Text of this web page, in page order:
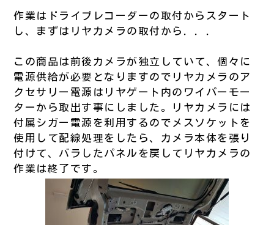
作業はドライブレコーダーの取付からスタート
し、まずはリヤカメラの取付から．．．
この商品は前後カメラが独立していて、個々に
電源供給が必要となりますのでリヤカメラのア
クセサリー電源はリヤゲート内のワイパーモー
ターから取出す事にしました。リヤカメラには
付属シガー電源を利用するのでメスソケットを
使用して配線処理をしたら、カメラ本体を張り
付けて、バラしたパネルを戻してリヤカメラの
作業は終了です。